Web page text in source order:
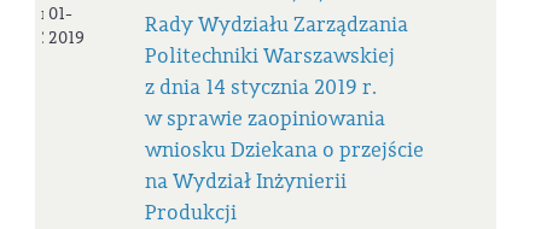
nr
398/III/2019
01-
2019
Rady Wydziału Zarządzania
Politechniki Warszawskiej
z dnia 14 stycznia 2019 r.
w sprawie zaopiniowania
wniosku Dziekana o przejście
na Wydział Inżynierii
Produkcji